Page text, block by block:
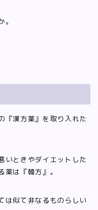
『漢方薬』を取り入れた
いときやダイエットした
は『韓方』。
は似て非なるものらしい